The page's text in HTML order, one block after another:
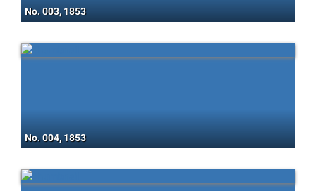
No. 003, 1853
No. 004, 1853